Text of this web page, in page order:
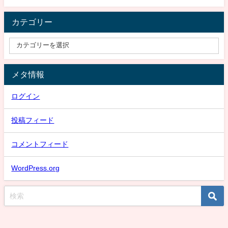
カテゴリー
メタ情報
ログイン
投稿フィード
コメントフィード
WordPress.org